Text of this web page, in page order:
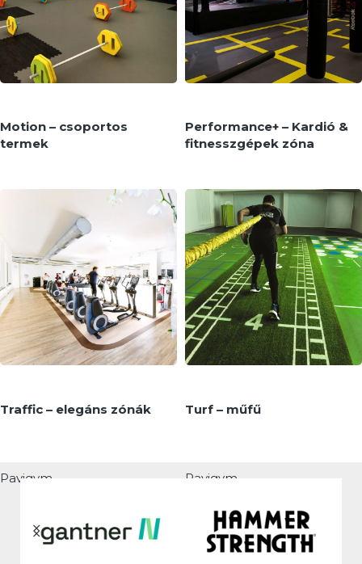
MEGNÉZEM
MEGNÉZEM
Motion – csoportos
termek
MEGNÉZEM
Performance+ – Kardió &
fitnesszgépek zóna
Pavigym
MEGNÉZEM
Traffic – elegáns zónák
Pavigym
Turf – műfű
Pavigym